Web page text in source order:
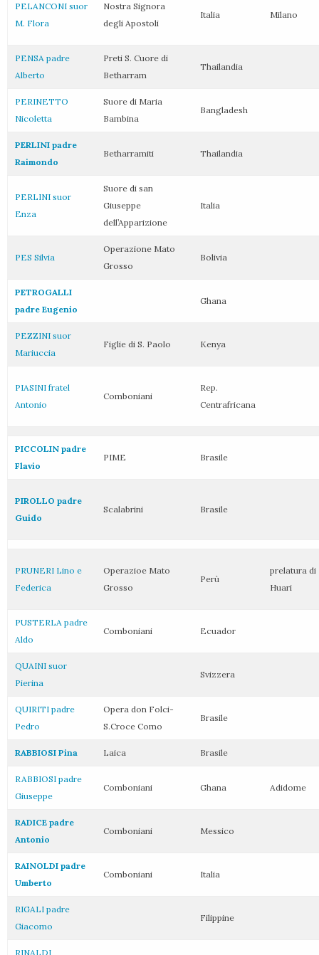
PELANCONI suor
M. Flora
Nostra Signora
degli Apostoli
Italia Milano
PENSA padre
Alberto
Preti S. Cuore di
Betharram
Thailandia
PERINETTO
Nicoletta
Suore di Maria
Bambina
Bangladesh
PERLINI padre
Raimondo
Betharramiti Thailandia
PERLINI suor
Enza
Suore di san
Giuseppe
dell’Apparizione
Italia
PES Silvia
Operazione Mato
Grosso
Bolivia
PETROGALLI
padre Eugenio
Ghana
PEZZINI suor
Mariuccia
Figlie di S. Paolo Kenya
PIASINI fratel
Antonio
Comboniani
Rep.
Centrafricana
PICCOLIN padre
Flavio
PIME Brasile
PIROLLO padre
Guido
Scalabrini Brasile
PRUNERI Lino e
Federica
Operazioe Mato
Grosso
Perù
prelatura di
Huari
PUSTERLA padre
Aldo
Comboniani Ecuador
QUAINI suor
Pierina
Svizzera
QUIRITI padre
Pedro
Opera don Folci-
S.Croce Como
Brasile
RABBIOSI Pina Laica Brasile
RABBIOSI padre
Giuseppe
Comboniani Ghana Adidome
RADICE padre
Antonio
Comboniani Messico
RAINOLDI padre
Umberto
Comboniani Italia
RIGALI padre
Giacomo
Filippine
RINALDI